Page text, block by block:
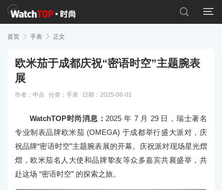


首页  手表  正文
欧米茄于成都庆祝“密语时空”主题腕表
展
作者：申垚 分类： 手表 日期：2025-08-01
WatchTOP时尚消息： 2025 年 7 月 29 日，瑞士著名
专业制表品牌欧米茄 (OMEGA) 于成都举行盛大派对，庆
祝品牌“密语时空”主题腕表展的开幕。庆祝派对现场星光熠
熠，欧米茄名人大使和品牌挚友等众多嘉宾共襄盛举，共
赴这场 “密语时空” 的探索之旅。